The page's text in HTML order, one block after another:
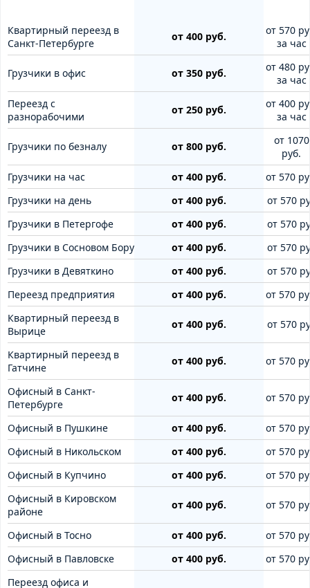
Квартирный переезд в
Санкт-Петербурге
от 400 руб.
от 570
за час
Грузчики в офис от 350 руб.
от 480
за час
Переезд с
разнорабочими
от 250 руб.
от 400
за час
Грузчики по безналу от 800 руб.
от 1070
руб.
Грузчики на час
от 400 руб.
от 570
Грузчики на день
от 400 руб.
от 570
Грузчики в Петергофе
от 400 руб.
от 570
Грузчики в Сосновом Бору
от 400 руб.
от 570
Грузчики в Девяткино
от 400 руб.
от 570
Переезд предприятия
от 400 руб.
от 570
Квартирный переезд в
Вырице
от 400 руб. от 570
Квартирный переезд в
Гатчине
от 400 руб. от 570
Офисный в Санкт-
Петербурге
от 400 руб. от 570
Офисный в Пушкине от 400 руб.
от 570
Офисный в Никольском
от 400 руб.
от 570
Офисный в Купчино
от 400 руб.
от 570
Офисный в Кировском
районе
от 400 руб. от 570
Офисный в Тосно от 400 руб.
от 570
Офисный в Павловске
от 400 руб.
от 570
Переезд офиса и